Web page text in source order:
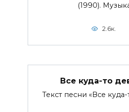
(1990).
2.6к.
Все куда-то
Текст песни «Все